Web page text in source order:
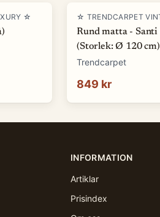
☆ ☆ TRENDCARPET
Rund matta -
(Storlek: Ø 120 cm)
Trendcarpet
849 kr
INFORMATION
Artiklar
Prisindex